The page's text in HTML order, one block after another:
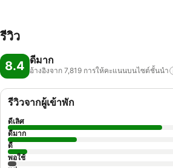
รีวิว
8.4 ดีมาก
อ้างอิงจาก 7,819 การให้คะแนนบนไซต์ชั้นนำ
รีวิวจากผู้เข้าพัก
ดีเลิศ
ดีมาก
ดี
พอใช้